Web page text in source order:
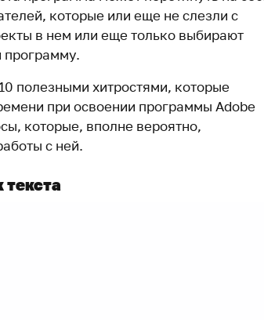
которые или еще не слезли с
в нем или еще только выбирают
программу.
полезными хитростями, которые
при освоении программы Adobe
которые, вполне вероятно,
с ней.
текста